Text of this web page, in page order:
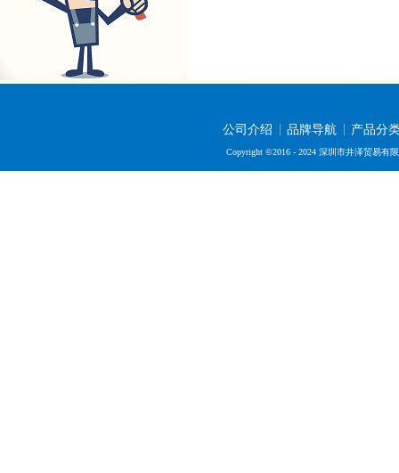
公司介绍 品牌导航 产品分
Copyright ©2016 - 2024 深圳市井泽贸易有